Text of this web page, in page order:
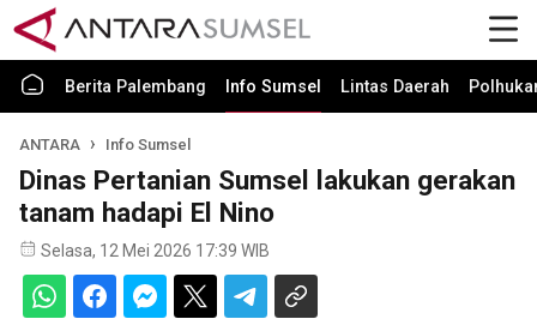
Berita Palembang Info Sumsel Lintas Daerah
ANTARA Info Sumsel
Dinas Pertanian Sumsel lakukan gerakan
tanam hadapi El Nino
Selasa, 12 Mei 2026 17:39 WIB